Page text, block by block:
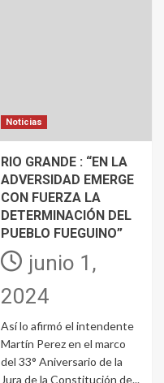
Noticias
RIO GRANDE : “EN LA
ADVERSIDAD EMERGE
CON FUERZA LA
DETERMINACIÓN DEL
PUEBLO FUEGUINO”
junio 1,
2024
Así lo afirmó el intendente
Martín Perez en el marco
del 33° Aniversario de la
Jura de la Constitución de...